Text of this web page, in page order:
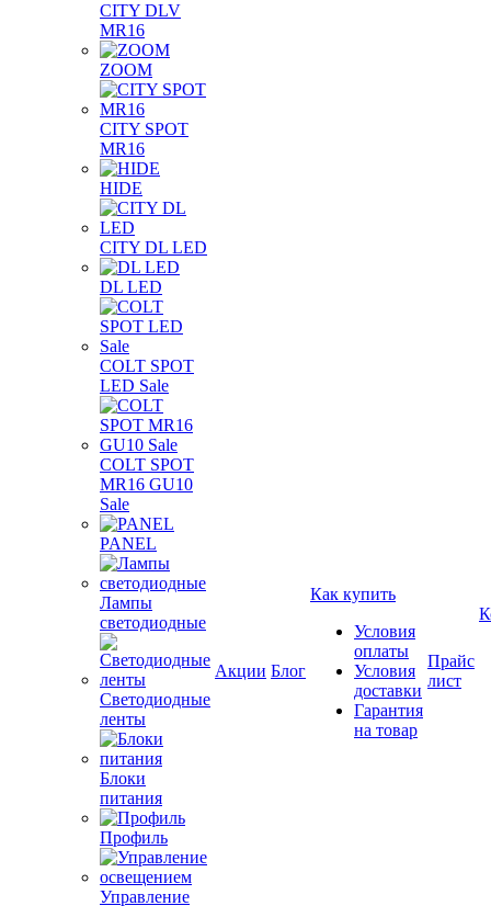
CITY DLV
MR16
ZOOM
CITY SPOT
MR16
HIDE
CITY DL LED
DL LED
COLT SPOT
LED Sale
COLT SPOT
MR16 GU10
Sale
PANEL
Лампы
светодиодные
Светодиодные
ленты
Блоки
питания
Профиль
Управление
Акции Блог
Как купить
Условия
оплаты
Условия
доставки
Гарантия
на товар
Прайс
лист